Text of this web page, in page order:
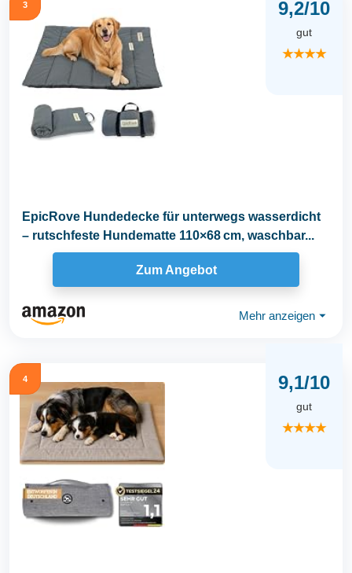
3 9,2/10
gut
★★★★
EpicRove Hundedecke für unterwegs wasserdicht
– rutschfeste Hundematte 110×68 cm, waschbar...
Zum Angebot
Mehr anzeigen ⏷
4 9,1/10
gut
★★★★